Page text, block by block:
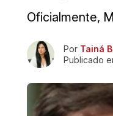
Oficialmente,
Ir direto pra matéria
Por Tainá
Publicado